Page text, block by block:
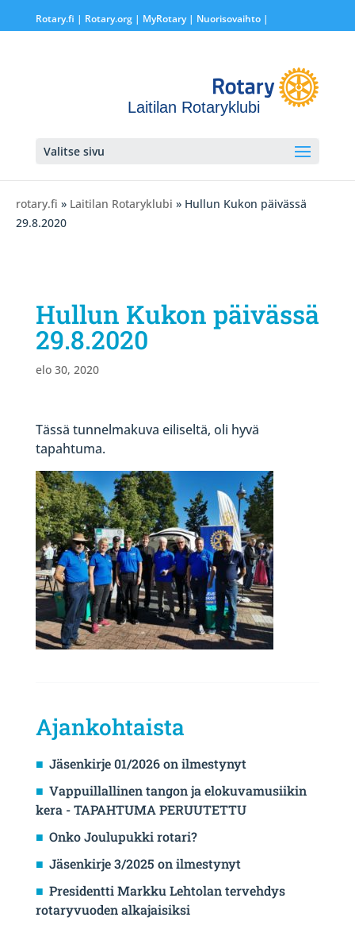
Rotary.fi | Rotary.org| MyRotary | Nuorisovaihto|
Laitilan Rotaryklubi
Valitse sivu
rotary.fi » Laitilan Rotaryklubi » Hullun Kukon päivässä
29.8.2020
Hullun Kukon päivässä
29.8.2020
elo 30, 2020
Tässä tunnelmakuva eiliseltä, oli hyvä
tapahtuma.
Ajankohtaista
Jäsenkirje 01/2026 on ilmestynyt
Vappuillallinen tangon ja elokuvamusiikin
kera - TAPAHTUMA PERUUTETTU
Onko Joulupukki rotari?
Jäsenkirje 3/2025 on ilmestynyt
Presidentti Markku Lehtolan tervehdys
rotaryvuoden alkajaisiksi